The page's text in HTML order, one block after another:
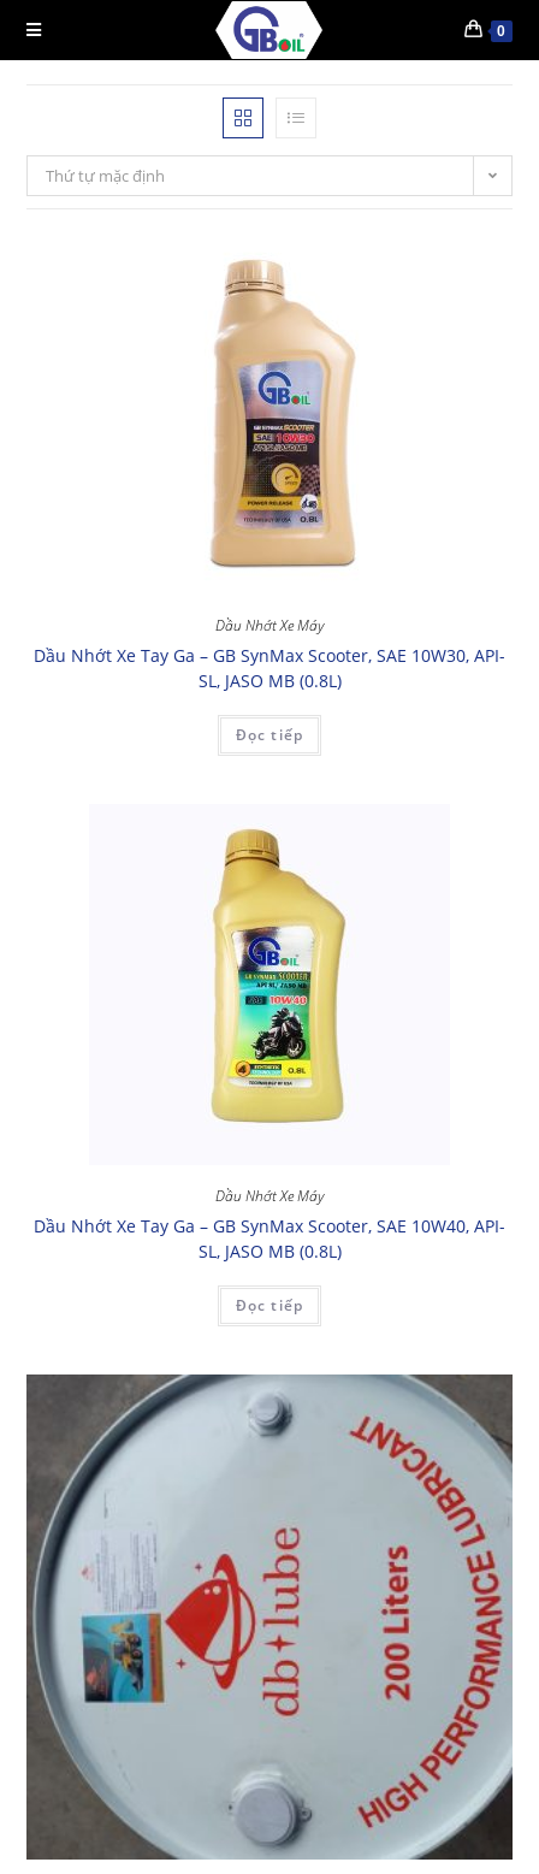
0
Thứ tự mặc định
Dầu Nhớt Xe Máy
Dầu Nhớt Xe Tay Ga – GB SynMax Scooter, SAE 10W30, API-
SL, JASO MB (0.8L)
Đọc tiếp
Dầu Nhớt Xe Máy
Dầu Nhớt Xe Tay Ga – GB SynMax Scooter, SAE 10W40, API-
SL, JASO MB (0.8L)
Đọc tiếp